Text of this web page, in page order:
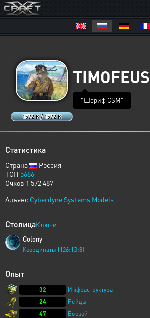
1572 K / 1572 K
TIMOFEUS
"Шериф CSM"
Статистика
Страна
Россия
ТОП 5686
Очков 1 572 487
Альянс Cyberdyne Systems Models
СтолицаКлючи
Colony
Координаты [126:13:8]
Опыт
32
Инфраструктура
24
Рейды
47
Боевой